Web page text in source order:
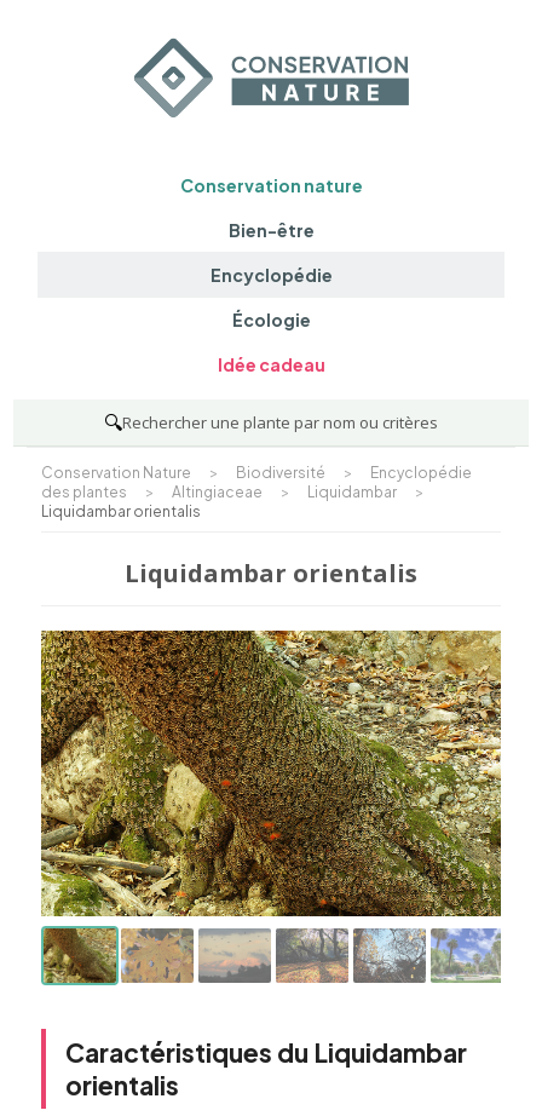
Conservation nature
Bien-être
Encyclopédie
Écologie
Idée cadeau
🔍Rechercher une plante par nom ou critères
Conservation Nature > Biodiversité >
Encyclopédie
des plantes
> Altingiaceae > Liquidambar
>
Liquidambar orientalis
Liquidambar orientalis
Caractéristiques du Liquidambar
orientalis